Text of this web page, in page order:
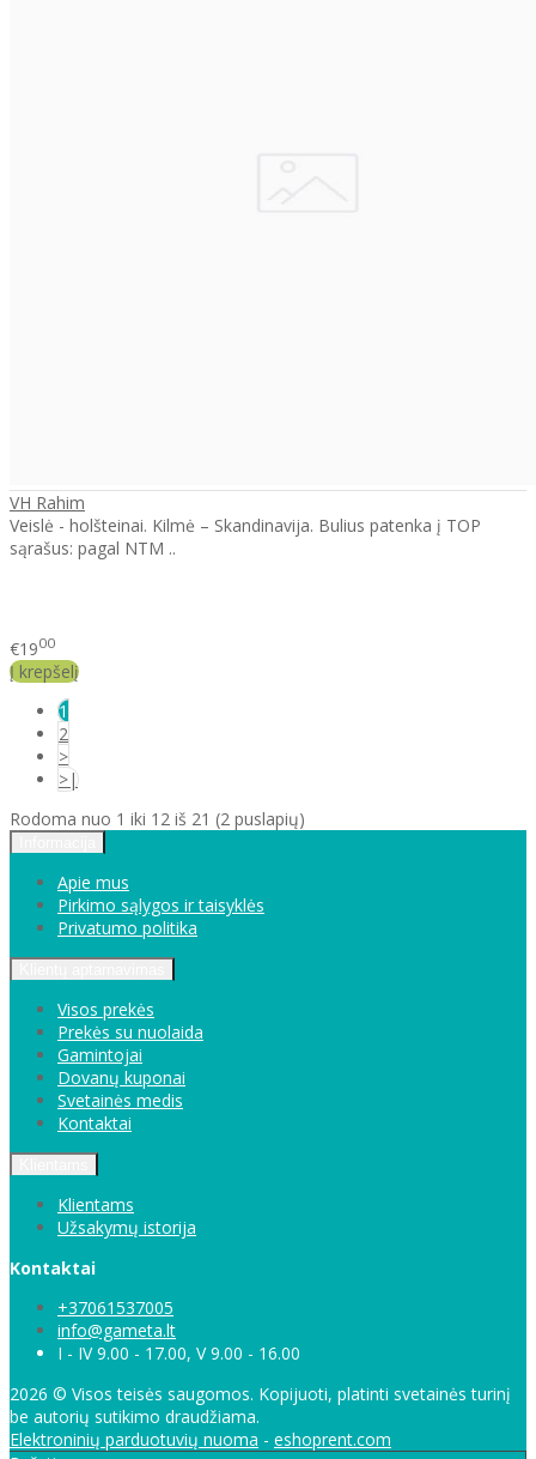
VH Rahim
Veislė - holšteinai. Kilmė – Skandinavija. Bulius patenka į TOP
sąrašus: pagal NTM ..
€1900
Į krepšelį
1
2
>
>|
Rodoma nuo 1 iki 12 iš 21 (2 puslapių)
Apie mus
Pirkimo sąlygos ir taisyklės
Privatumo politika
Visos prekės
Prekės su nuolaida
Gamintojai
Dovanų kuponai
Svetainės medis
Kontaktai
Klientams
Užsakymų istorija
Kontaktai
+37061537005
info@gameta.lt
I - IV 9.00 - 17.00, V 9.00 - 16.00
2026 © Visos teisės saugomos. Kopijuoti, platinti svetainės turinį
be autorių sutikimo draudžiama.
Elektroninių parduotuvių nuoma - eshoprent.com